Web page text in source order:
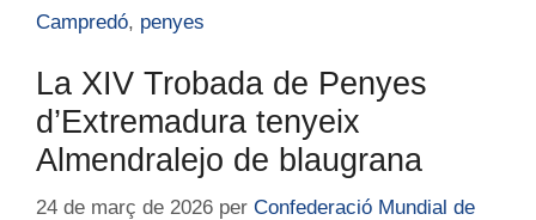
Campredó, penyes
La XIV Trobada de Penyes
d’Extremadura tenyeix
Almendralejo de blaugrana
24 de març de 2026 per Confederació Mundial de